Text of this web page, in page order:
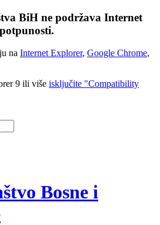
BiH ne podržava Internet
na Internet Explorer, Google Chrome,
9 ili više isključite "Compatibility
Bosne i